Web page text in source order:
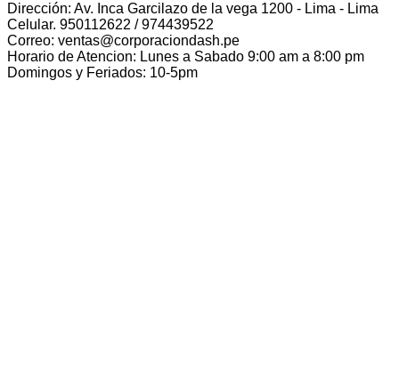
Dirección: Av. Inca Garcilazo de la vega 1200 - Lima - Lima
Celular. 950112622 / 974439522
Correo: ventas@corporaciondash.pe
Horario de Atencion: Lunes a Sabado 9:00 am a 8:00 pm
Domingos y Feriados: 10-5pm